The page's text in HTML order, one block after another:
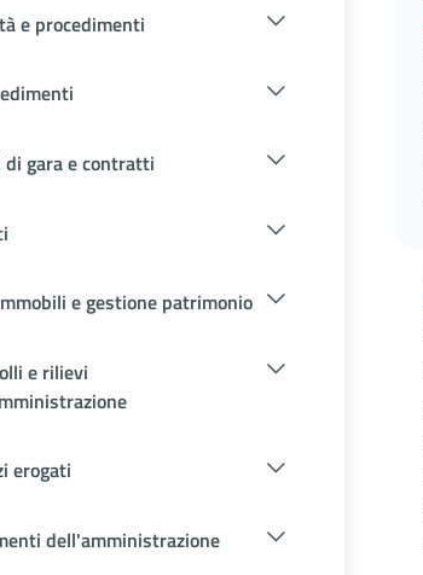
e procedimenti
di gara e contratti
e gestione patrimonio
e rilievi
erogati
dell'amministrazione